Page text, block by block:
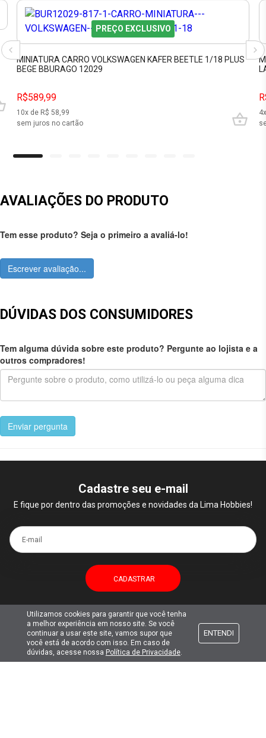
PREÇO EXCLUSIVO
MINIATURA CARRO VOLKSWAGEN KAFER BEETLE 1/18 PLUS
BEGE BBURAGO 12029
R$589,99
10x de R$ 58,99
sem juros no cartão
4
AVALIAÇÕES DO PRODUTO
Tem esse produto? Seja o primeiro a avaliá-lo!
Escrever avaliação...
DÚVIDAS DOS CONSUMIDORES
Tem alguma dúvida sobre este produto? Pergunte ao lojista e a
outros compradores!
Enviar pergunta
Cadastre seu e-mail
E fique por dentro das promoções e novidades da Lima Hobbies!
E-mail
Atendimento
Formas de pagamento
Utilizamos cookies para garantir que você tenha
a melhor experiência em nosso site. Se você
continuar a usar este site, vamos supor que
você está de acordo com isso. Em caso de
dúvidas, acesse nossa Política de Privacidade.
ENTENDI